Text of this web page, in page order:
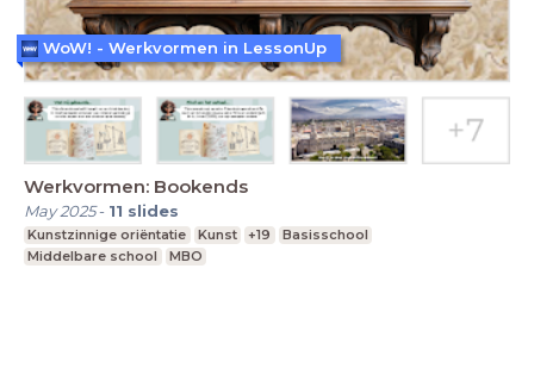
Werkvormen: Bookends
May 2025- 11 slides
Kunstzinnige oriëntatie Kunst +19
Basisschool
Middelbare school
MBO
WoW! - Werkvormen in LessonUp